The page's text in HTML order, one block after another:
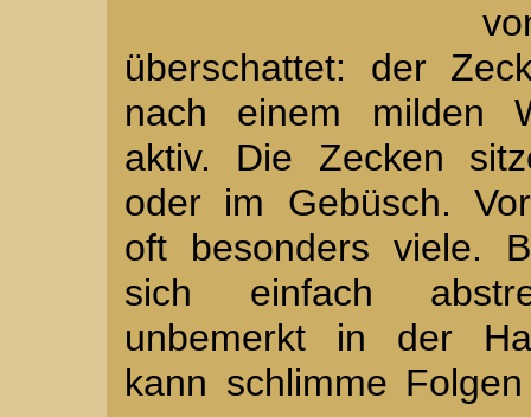
überschattet: der
nach einem milden
aktiv. Die Zecken
oder im Gebüsch.
oft besonders viele.
sich einfach
unbemerkt in der
kann schlimme